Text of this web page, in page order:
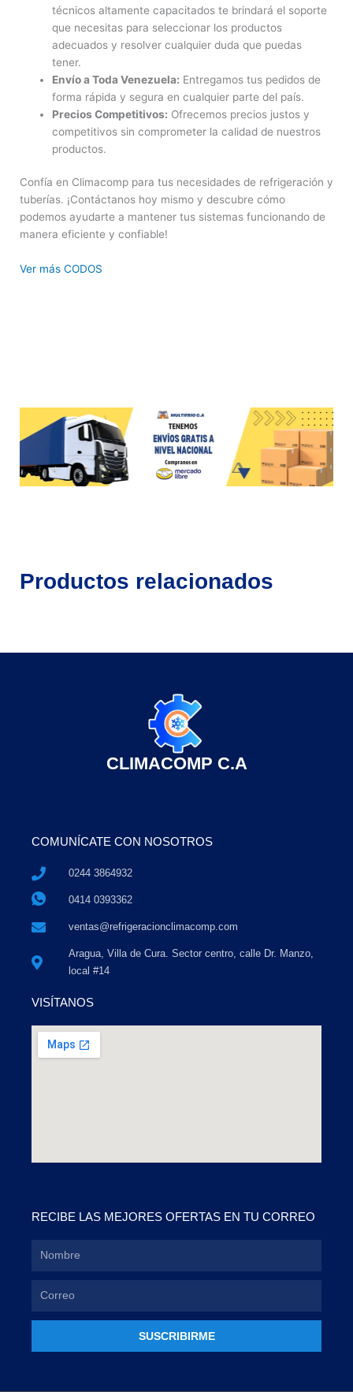
técnicos altamente capacitados te brindará el soporte
que necesitas para seleccionar los productos
adecuados y resolver cualquier duda que puedas
tener.
Envío a Toda Venezuela: Entregamos tus pedidos de
forma rápida y segura en cualquier parte del país.
Precios Competitivos: Ofrecemos precios justos y
competitivos sin comprometer la calidad de nuestros
productos.
Confía en Climacomp para tus necesidades de refrigeración y
tuberías. ¡Contáctanos hoy mismo y descubre cómo
podemos ayudarte a mantener tus sistemas funcionando de
manera eficiente y confiable!
Ver más CODOS
Productos relacionados
CLIMACOMP C.A
COMUNÍCATE CON NOSOTROS
0244 3864932
0414 0393362
ventas@refrigeracionclimacomp.com
Aragua, Villa de Cura. Sector centro, calle Dr. Manzo,
local #14
VISÍTANOS
RECIBE LAS MEJORES OFERTAS EN TU CORREO
SUSCRIBIRME